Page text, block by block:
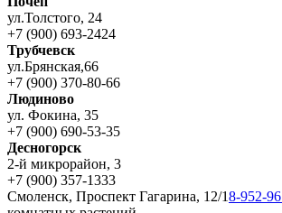
ул.Толстого, 24
+7 (900) 693-2424
Трубчевск
ул.Брянская,66
+7 (900) 370-80-66
Людиново
ул. Фокина, 35
+7 (900) 690-53-35
Десногорск
2-й микрорайон, 3
+7 (900) 357-1333
Смоленск, Проспект Гагарина, 12/18-952-